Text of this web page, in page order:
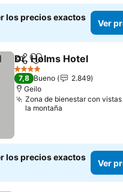
los precios exactos
Ver
CompartirAgregar a favoritos
Dr. Holms Hotel
4 Estrellas
7,8 Bueno
2.849
Geilo
Zona de bienestar con
la montaña
los precios exactos
Ver